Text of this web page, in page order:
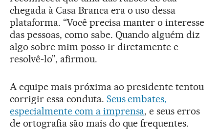
chegada à Casa Branca era o uso dessa
plataforma. “Você precisa manter o interesse
das pessoas, como sabe. Quando alguém diz
algo sobre mim posso ir diretamente e
resolvê-lo”, afirmou.
A equipe mais próxima ao presidente tentou
corrigir essa conduta. Seus embates,
especialmente com a imprensa, e seus erros
de ortografia são mais do que frequentes.